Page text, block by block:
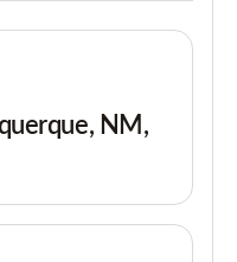
NM,